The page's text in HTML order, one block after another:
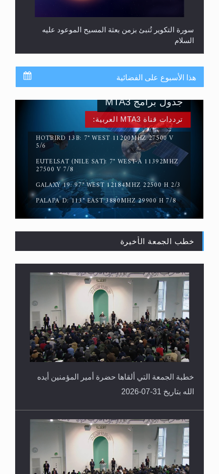
سورة التكوير تُنبئ بزمن بعثة المسيح الموعود عليه
السلام
حقيقة المسيح الدجال
القرآن قاضٍ وحكمٌ على السنة ومهيمنٌ عليها.. ليس
العكس
هذا الأسبوع على الفضائية
ترددات قناة MTA3 العربية:
HOTBIRD 13B: 7° WEST 11200MHZ 27500 V
5/6
EUTELSAT (NILE SAT): 7° WEST-A 11392MHZ
27500 V 7/8
GALAXY 19: 97° WEST 12184MHZ 22500 H 2/3
PALAPA D: 113° EAST 3880MHZ 29900 H 7/8
جدول برامج MTA3
خطب الجمعة الأخيرة
خطبة الجمعة التي ألقاها حضرة أمير المؤمنين أيده
الله بتاريخ 31-07-2026